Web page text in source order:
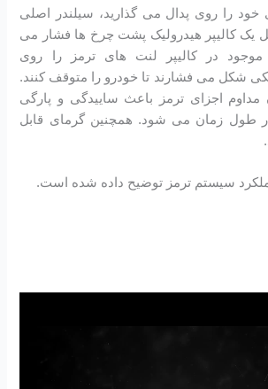
را روی پدال می گذارید، سیلندر اصلی
کالیپر هیدرولیک پشت چرخ ها فشار می
در کالیپر لنت های ترمز را روی
می فشارند تا خودرو را متوقف کنند.
اجزای ترمز باعث ساییدگی و پارگی
طول زمان می شود. همچنین گرمای قابل
سیستم ترمز توضیح داده شده است.